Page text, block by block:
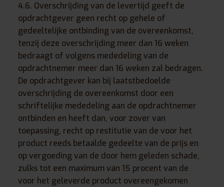
4.6. Overschrijding van de levertijd geeft de
opdrachtgever geen recht op gehele of
gedeeltelijke ontbinding van de overeenkomst,
tenzij deze overschrijding meer dan 16 weken
bedraagt of volgens mededeling van de
opdrachtnemer meer dan 16 weken zal bedragen.
De opdrachtgever kan bij laatstbedoelde
overschrijding de overeenkomst door een
schriftelijke mededeling aan de opdrachtnemer
ontbinden en heeft dan, voor zover van
toepassing, recht op restitutie van de voor het
product reeds betaalde gedeelte van de prijs en
op vergoeding van de door hem geleden schade,
zulks tot een maximum van 15 procent van de
voor het geleverde product overeengekomen